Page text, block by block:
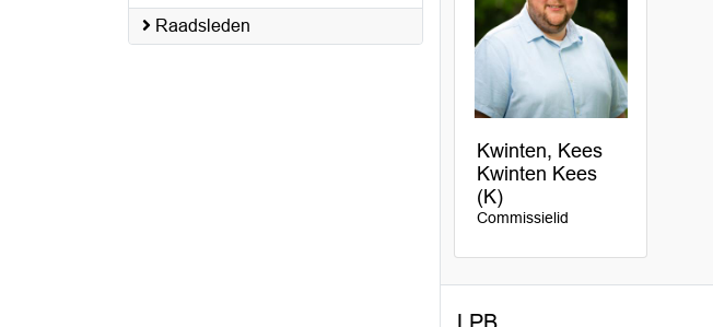
Raadsleden
Kwinten, Kees
Kwinten Kees
(K)
Commissielid